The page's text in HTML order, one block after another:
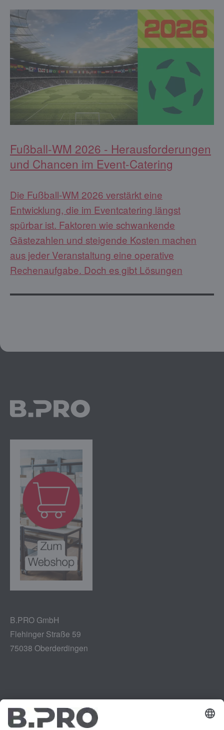
Fußball-WM 2026 - Herausforderungen
und Chancen im Event-Catering
Die Fußball-WM 2026 verstärkt eine
Entwicklung, die im Eventcatering längst
spürbar ist. Faktoren wie schwankende
Gästezahlen und steigende Kosten machen
aus jeder Veranstaltung eine operative
Rechenaufgabe. Doch es gibt Lösungen
B.PRO GmbH
Flehinger Straße 59
75038 Oberderdingen
Impressum
Datenschutz